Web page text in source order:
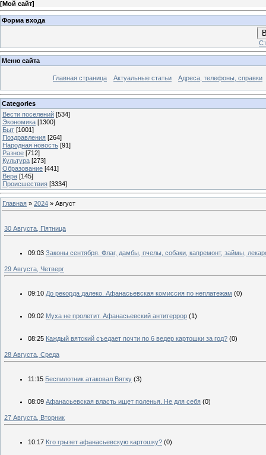
[Мой сайт]
Форма входа
Меню сайта
Главная страница Актуальные статьи Адреса, телефоны, справки
Categories
Вести поселений [534]
Экономика [1300]
Быт [1001]
Поздравления [264]
Народная новость [91]
Разное [712]
Культура [273]
Образование [441]
Вера [145]
Происшествия [3334]
Главная » 2024 » Август
30 Августа, Пятница
09:03 Законы сентября. Флаг, дамбы, пчелы, собаки, капремонт, займы,
29 Августа, Четверг
09:10 До рекорда далеко. Афанасьевская комиссия по неплатежам (0)
09:02 Муха не пролетит. Афанасьевский антитеррор (1)
08:25 Каждый вятский съедает почти по 6 ведер картошки за год? (0)
28 Августа, Среда
11:15 Беспилотник атаковал Вятку (3)
08:09 Афанасьевская власть ищет поленья. Не для себя (0)
27 Августа, Вторник
10:17 Кто грызет афанасьевскую картошку? (0)